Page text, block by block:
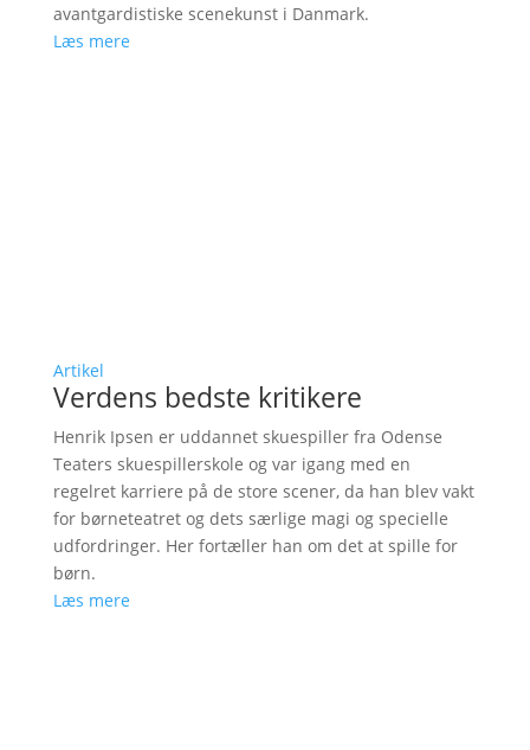
avantgardistiske scenekunst i Danmark.
Læs mere
Artikel
Verdens bedste kritikere
Henrik Ipsen er uddannet skuespiller fra Odense
Teaters skuespillerskole og var igang med en
regelret karriere på de store scener, da han blev vakt
for børneteatret og dets særlige magi og specielle
udfordringer. Her fortæller han om det at spille for
børn.
Læs mere